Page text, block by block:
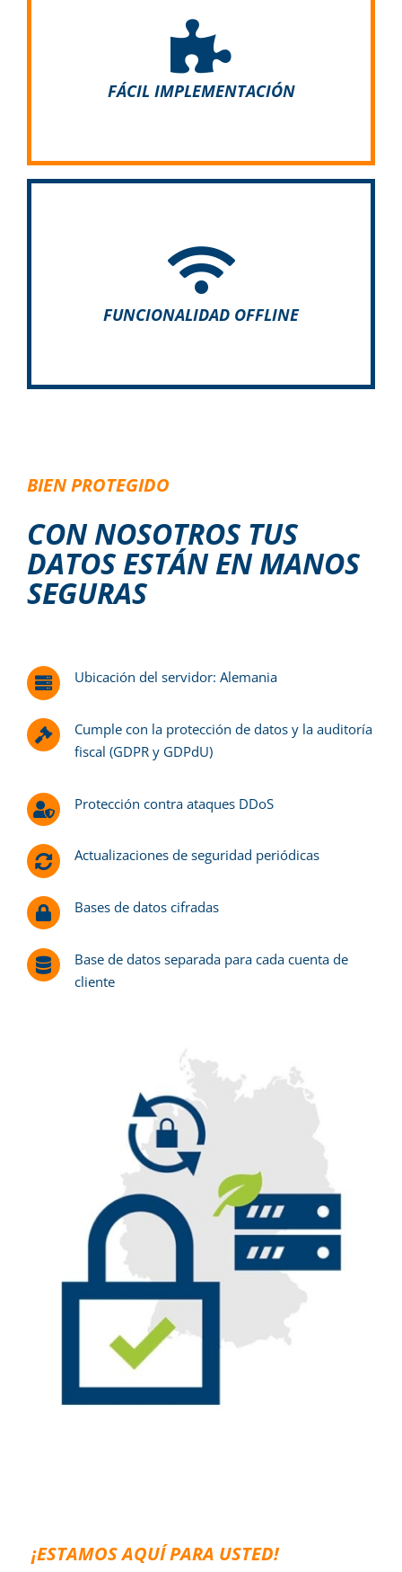
FÁCIL IMPLEMENTACIÓN
directorios existentes de forma rápida y sencilla,
por ejemplo, mediante archivos CSV o XML. Las
interfaces abiertas facilitan la integración en
estructuras existentes.
FUNCIONALIDAD OFFLINE
pueden registrar sin conexión. En cuanto el
smartphone o la tableta tienen conexión a
Internet, la aplicación y el cockpit se sincronizan
y se transfieren los datos.
BIEN PROTEGIDO
CON NOSOTROS TUS
DATOS ESTÁN EN MANOS
SEGURAS
Ubicación del servidor: Alemania
Cumple con la protección de datos y la auditoría
fiscal (GDPR y GDPdU)
Protección contra ataques DDoS
Actualizaciones de seguridad periódicas
Bases de datos cifradas
Base de datos separada para cada cuenta de
cliente
¡ESTAMOS AQUÍPARA USTED!